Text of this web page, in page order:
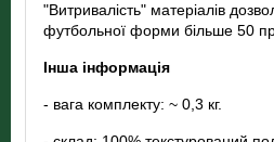
"Витривалість" матеріалів
футбольної форми більше 50
Інша інформація
- вага комплекту: ~ 0,3 кг.